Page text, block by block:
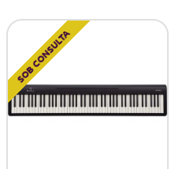
SOB CONSULTA